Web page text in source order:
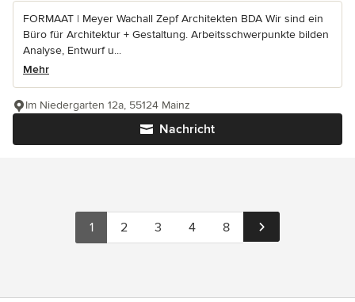
FORMAAT | Meyer Wachall Zepf Architekten BDA Wir sind ein
Büro für Architektur + Gestaltung. Arbeitsschwerpunkte bilden
Analyse, Entwurf u...
Mehr
Nachricht
Im Niedergarten 12a, 55124 Mainz
1 2 3 4 8